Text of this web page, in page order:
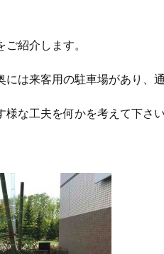
紹介します。
は来客用の駐車場があり、
な工夫を何かを考えて下さ